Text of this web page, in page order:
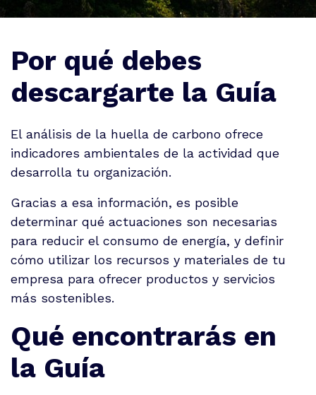
Por qué debes
descargarte la Guía
El análisis de la huella de carbono ofrece
indicadores ambientales de la actividad que
desarrolla tu organización.
Gracias a esa información, es posible
determinar qué actuaciones son necesarias
para reducir el consumo de energía, y definir
cómo utilizar los recursos y materiales de tu
empresa para ofrecer productos y servicios
más sostenibles.
Qué encontrarás en
la Guía